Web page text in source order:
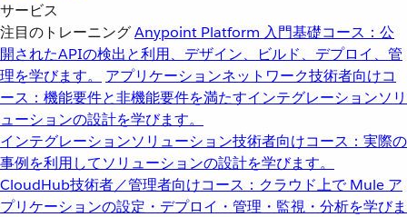
サービス
注目のトレーニングAnypoint Platform 入門基礎コース：公
開されたAPIの検出と利用、デザイン、ビルド、デプロイ、管
理を学びます。
アプリケーションネットワーク技術者向けコ
ース：機能要件と非機能要件を満たすインテグレーションソリ
ューションの設計を学びます。
インテグレーションソリューション技術者向けコース：実際の
事例を利用してソリューションの設計を学びます。
CloudHub技術者／管理者向けコース：クラウド上で Mule ア
プリケーションの設定・デプロイ・管理・監視・分析を学びま